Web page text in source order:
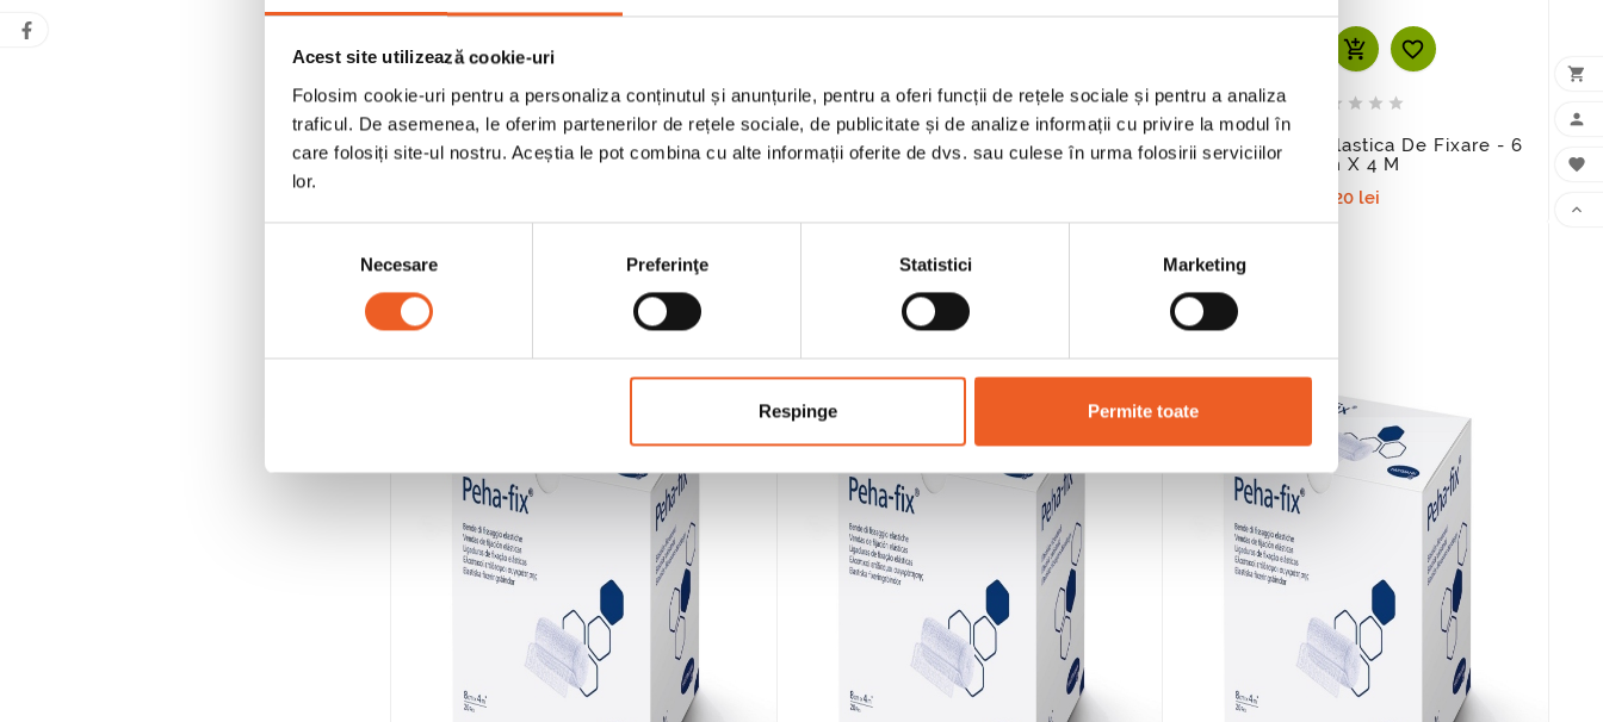
Acest site utilizează cookie-uri
Folosim cookie-uri pentru a personaliza conținutul și anunțurile, pentru a oferi funcții de rețele sociale și pentru a analiza
traficul. De asemenea, le oferim partenerilor de rețele sociale, de publicitate și de analize informații cu privire la modul în
care folosiți site-ul nostru. Aceștia le pot combina cu alte informații oferite de dvs. sau culese în urma folosirii serviciilor
lor.
consimțământului
Necesare Preferinţe Statistici Marketing
Respinge Permite toate
  
Bandaj Elastic Autoadeziv 10 Cm X 4.5
M
  
Bandaj Elastic Autoadeziv 15 Cm X 4.5
M
add_shopping_cart 
   
Peha-Fix Fasa Elastica De Fixare - 6
Cm X 4 M
3,20 lei



